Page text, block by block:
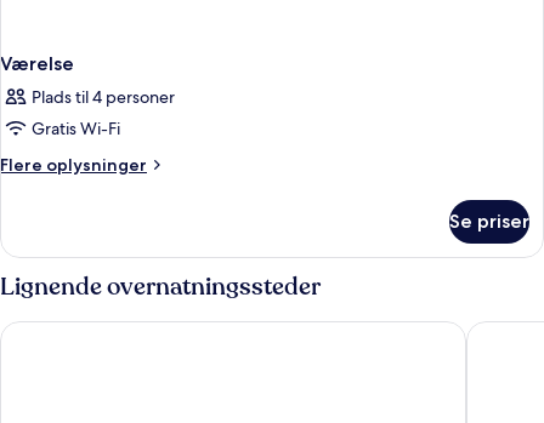
Værelse
Plads til 4 personer
Gratis Wi-Fi
Flere oplysninger
Flere
Se priser
Lignende overnatningssteder
Benalma Hotel Costa del Sol Hotel